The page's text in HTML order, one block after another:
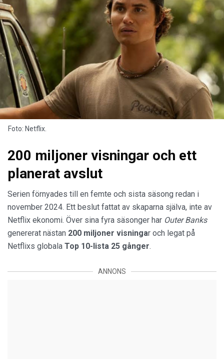
Foto: Netflix.
200 miljoner visningar och ett
planerat avslut
Serien förnyades till en femte och sista säsong redan i
november 2024. Ett beslut fattat av skaparna själva, inte av
Netflix ekonomi. Över sina fyra säsonger har Outer Banks
genererat nästan 200 miljoner visningar och legat på
Netflixs globala Top 10-lista 25 gånger.
ANNONS